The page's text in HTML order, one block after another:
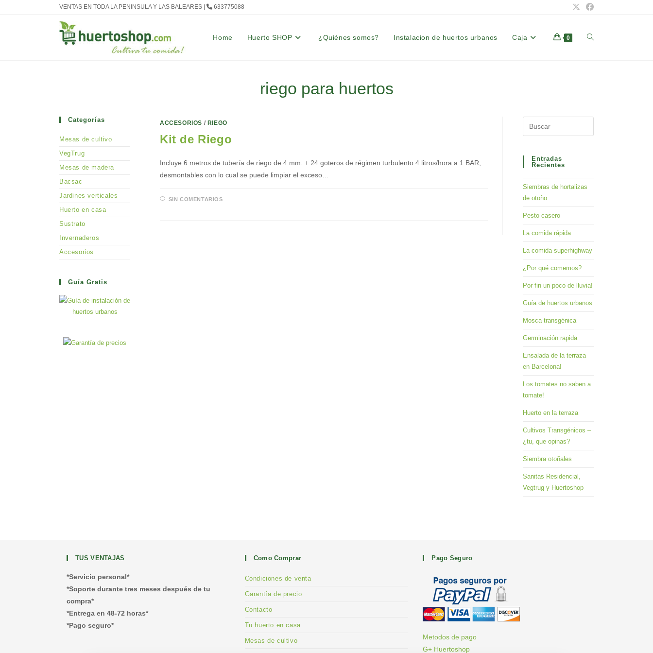
VENTAS EN TODA LA PENINSULA Y LAS BALEARES | 633775088
Home Huerto SHOP ¿Quiénes somos? Instalacion de huertos urbanos Caja 0 Alternar
riego para huertos
ACCESORIOS / RIEGO
Kit de Riego
Incluye 6 metros de tubería de riego de 4 mm. + 24 goteros de régimen turbulento 4 litros/hora a 1 BAR,
desmontables con lo cual se puede limpiar el exceso…
SIN COMENTARIOS
Categorías
Mesas de cultivo
VegTrug
Mesas de madera
Bacsac
Jardines verticales
Huerto en casa
Sustrato
Invernaderos
Accesorios
Guía Gratis
Escape
Entradas
Recientes
Siembras de hortalizas
de otoño
Pesto casero
La comida rápida
La comida superhighway
¿Por qué comemos?
Por fin un poco de lluvia!
Guía de huertos urbanos
Mosca transgénica
Germinación rapida
Ensalada de la terraza
en Barcelona!
Los tomates no saben a
tomate!
Huerto en la terraza
Cultivos Transgénicos –
¿tu, que opinas?
Siembra otoñales
Sanitas Residencial,
Vegtrug y Huertoshop
TUS VENTAJAS
*Servicio personal*
*Soporte durante tres meses después de tu
compra*
*Entrega en 48-72 horas*
*Pago seguro*
Como Comprar
Condiciones de venta
Garantía de precio
Contacto
Tu huerto en casa
Mesas de cultivo
Pago Seguro
Metodos de pago
G+ Huertoshop